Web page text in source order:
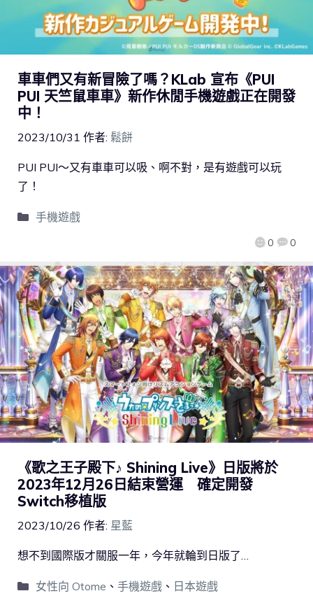
車車們又有新冒險了嗎？KLab 宣布《PUI
PUI 天竺鼠車車》新作休閒手機遊戲正在開發
中！
2023/10/31 作者: 鬆餅
0 0
PUI PUI～又有車車可以吸、啊不對，是有遊戲可以玩
了！
手機遊戲
《歌之王子殿下♪ Shining Live》日版將於
2023年12月26日結束營運 確定開發
Switch移植版
2023/10/26 作者: 星藍
想不到國際版才關服一年，今年就輪到日版了…
女性向 Otome 、 手機遊戲、 日本遊戲